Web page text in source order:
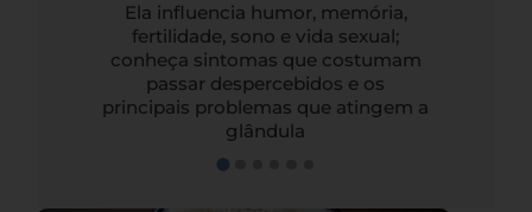
Ela influencia humor, memória,
fertilidade, sono e vida sexual;
conheça sintomas que costumam
passar despercebidos e os
principais problemas que atingem a
glândula